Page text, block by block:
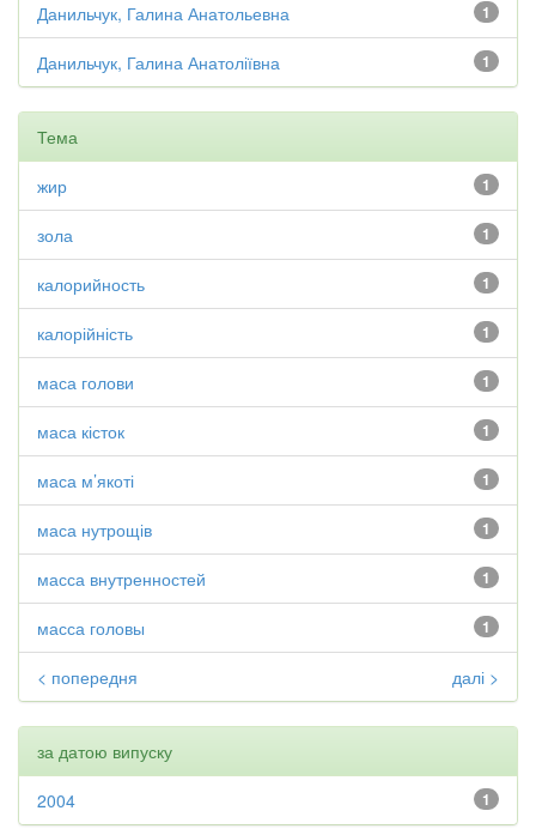
1
Данильчук, Галина Анатольевна
1
Данильчук, Галина Анатоліївна
Тема
1
жир
1
зола
1
калорийность
1
калорійність
1
маса голови
1
маса кісток
1
маса м’якоті
1
маса нутрощів
1
масса внутренностей
1
масса головы
< попередня далі >
за датою випуску
1
2004